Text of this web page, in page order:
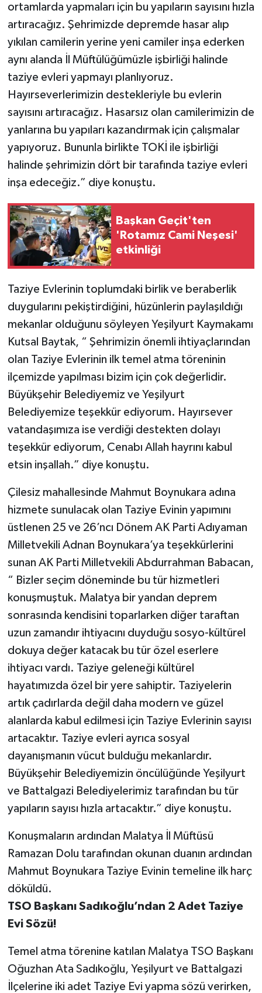
ortamlarda yapmaları için bu yapıların sayısını hızla
artıracağız. Şehrimizde depremde hasar alıp
yıkılan camilerin yerine yeni camiler inşa ederken
aynı alanda İl Müftülüğümüzle işbirliği halinde
taziye evleri yapmayı planlıyoruz.
Hayırseverlerimizin destekleriyle bu evlerin
sayısını artıracağız. Hasarsız olan camilerimizin de
yanlarına bu yapıları kazandırmak için çalışmalar
yapıyoruz. Bununla birlikte TOKİ ile işbirliği
halinde şehrimizin dört bir tarafında taziye evleri
inşa edeceğiz.” diye konuştu.
Başkan Geçit'ten
'Rotamız Cami Neşesi'
etkinliği
Taziye Evlerinin toplumdaki birlik ve beraberlik
duygularını pekiştirdiğini, hüzünlerin paylaşıldığı
mekanlar olduğunu söyleyen Yeşilyurt Kaymakamı
Kutsal Baytak, “ Şehrimizin önemli ihtiyaçlarından
olan Taziye Evlerinin ilk temel atma töreninin
ilçemizde yapılması bizim için çok değerlidir.
Büyükşehir Belediyemiz ve Yeşilyurt
Belediyemize teşekkür ediyorum. Hayırsever
vatandaşımıza ise verdiği destekten dolayı
teşekkür ediyorum, Cenabı Allah hayrını kabul
etsin inşallah.” diye konuştu.
Çilesiz mahallesinde Mahmut Boynukara adına
hizmete sunulacak olan Taziye Evinin yapımını
üstlenen 25 ve 26’ncı Dönem AK Parti Adıyaman
Milletvekili Adnan Boynukara’ya teşekkürlerini
sunan AK Parti Milletvekili Abdurrahman Babacan,
“ Bizler seçim döneminde bu tür hizmetleri
konuşmuştuk. Malatya bir yandan deprem
sonrasında kendisini toparlarken diğer taraftan
uzun zamandır ihtiyacını duyduğu sosyo-kültürel
dokuya değer katacak bu tür özel eserlere
ihtiyacı vardı. Taziye geleneği kültürel
hayatımızda özel bir yere sahiptir. Taziyelerin
artık çadırlarda değil daha modern ve güzel
alanlarda kabul edilmesi için Taziye Evlerinin sayısı
artacaktır. Taziye evleri ayrıca sosyal
dayanışmanın vücut bulduğu mekanlardır.
Büyükşehir Belediyemizin öncülüğünde Yeşilyurt
ve Battalgazi Belediyelerimiz tarafından bu tür
yapıların sayısı hızla artacaktır.” diye konuştu.
Konuşmaların ardından Malatya İl Müftüsü
Ramazan Dolu tarafından okunan duanın ardından
Mahmut Boynukara Taziye Evinin temeline ilk harç
döküldü.
TSO Başkanı Sadıkoğlu’ndan 2 Adet Taziye
Evi Sözü!
Temel atma törenine katılan Malatya TSO Başkanı
Oğuzhan Ata Sadıkoğlu, Yeşilyurt ve Battalgazi
İlçelerine iki adet Taziye Evi yapma sözü verirken,